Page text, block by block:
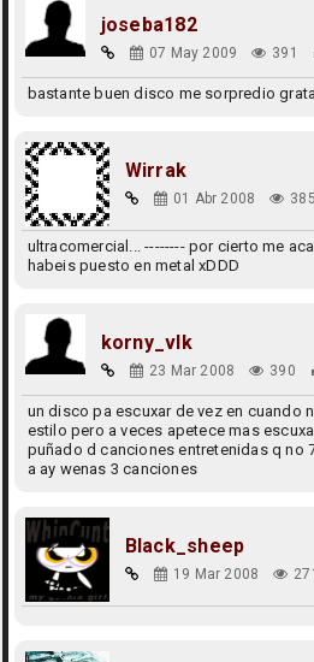
joseba182
07 May 2009 391
bastante buen disco me sorpredio
Wirrak
01 Abr 2008 385
ultracomercial... -------- por cierto me
habeis puesto en metal xDDD
korny_vlk
23 Mar 2008 390
un disco pa escuxar de vez en cuando
estilo pero a veces apetece mas
puñado d canciones entretenidas q no
a ay wenas 3 canciones
Black_sheep
19 Mar 2008 271